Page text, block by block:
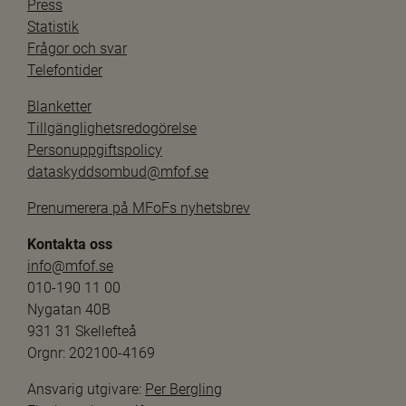
Press
Statistik
Frågor och svar
Telefontider
Blanketter
Tillgänglighetsredogörelse
Personuppgiftspolicy
dataskyddsombud@mfof.se
Prenumerera på MFoFs nyhetsbrev
Kontakta oss
info@mfof.se
010-190 11 00
Nygatan 40B
931 31 Skellefteå
Orgnr: 202100-4169
Ansvarig utgivare: Per Bergling